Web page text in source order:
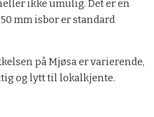
ikke umulig. Det er en
mm isbor er standard
på Mjøsa er varierende,
og lytt til lokalkjente.